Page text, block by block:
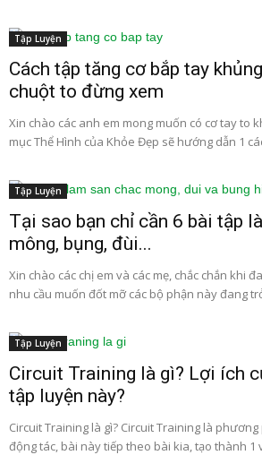
Tập Luyện
Cách tập tăng cơ bắp tay
chuột to đừng xem
Xin chào các anh em mong muốn có cơ tay to
mục Thể Hình của Khỏe Đẹp sẽ hướng dẫn 1
Tập Luyện
Tại sao bạn chỉ cần 6 bài tập
mông, bụng, đùi...
Xin chào các chị em và các mẹ, chắc chắn khi
nhu cầu muốn đốt mỡ các bộ phận này đang
Tập Luyện
Circuit Training là gì? Lợi ích
tập luyện này?
Circuit Training là gì? Circuit Training là
động tác, bài này tiếp theo bài kia, tạo thành 1